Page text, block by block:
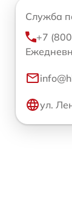
Служба
+7
ул.